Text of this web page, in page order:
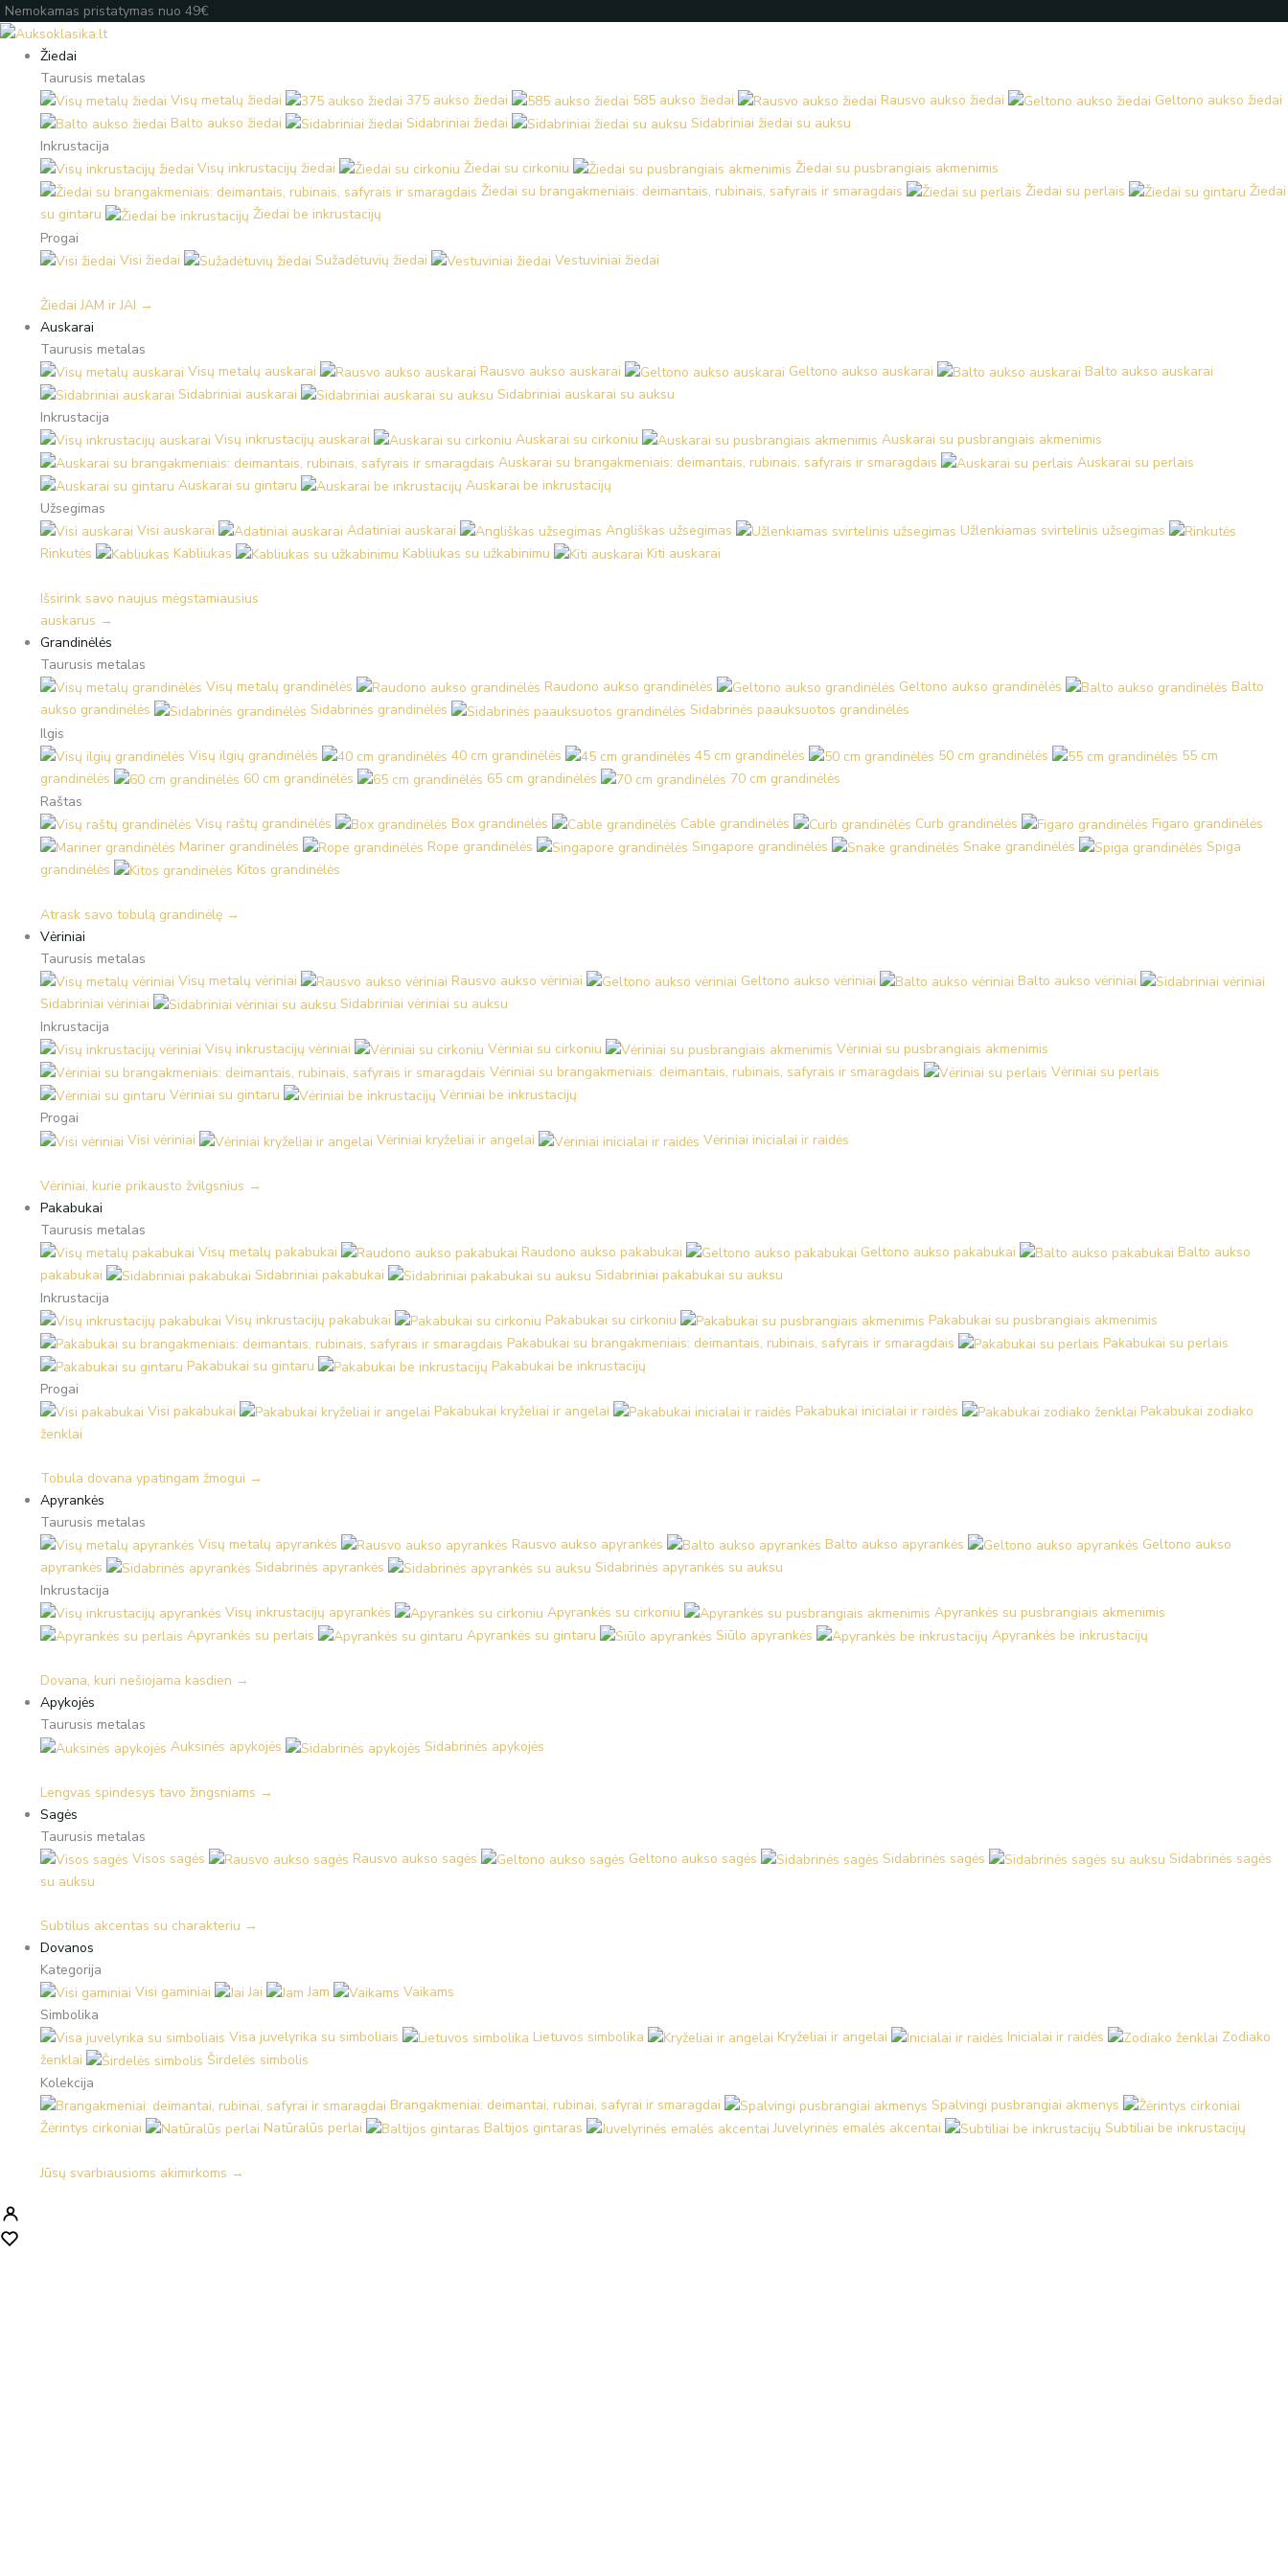
Pereiti
prie
turinio
Nemokamas pristatymas nuo 49€
Žiedai
Taurusis metalas
Visų metalų žiedai
375 aukso žiedai 585 aukso žiedai Rausvo aukso žiedai
Geltono aukso žiedai
Balto aukso žiedai
Sidabriniai žiedai
Sidabriniai žiedai su auksu
Inkrustacija
Visų inkrustacijų žiedai
Žiedai su cirkoniu
Žiedai su pusbrangiais akmenimis
Žiedai su brangakmeniais: deimantais, rubinais, safyrais ir smaragdais
Žiedai su perlais
Žiedai
su gintaru
Žiedai be inkrustacijų
Progai
Visi žiedai
Sužadėtuvių žiedai Vestuviniai žiedai
Žiedai JAM ir JAI →
Auskarai
Taurusis metalas
Visų metalų auskarai
Rausvo aukso auskarai Geltono aukso auskarai
Balto aukso auskarai
Sidabriniai auskarai
Sidabriniai auskarai su auksu
Inkrustacija
Visų inkrustacijų auskarai
Auskarai su cirkoniu
Auskarai su pusbrangiais akmenimis
Auskarai su brangakmeniais: deimantais, rubinais, safyrais ir smaragdais
Auskarai su perlais
Auskarai su gintaru
Auskarai be inkrustacijų
Užsegimas
Visi auskarai
Adatiniai auskarai Angliškas užsegimas
Užlenkiamas svirtelinis užsegimas
Rinkutės
Kabliukas Kabliukas su užkabinimu Kiti auskarai
Išsirink savo naujus mėgstamiausius
auskarus →
Grandinėlės
Taurusis metalas
Visų metalų grandinėlės
Raudono aukso grandinėlės Geltono aukso grandinėlės
Balto
aukso grandinėlės
Sidabrinės grandinėlės
Sidabrinės paauksuotos grandinėlės
Ilgis
Visų ilgių grandinėlės
40 cm grandinėlės 45 cm grandinėlės 50 cm grandinėlės
55 cm
grandinėlės
60 cm grandinėlės 65 cm grandinėlės
70 cm grandinėlės
Raštas
Visų raštų grandinėlės
Box grandinėlės Cable grandinėlės Curb grandinėlės
Figaro grandinėlės
Mariner grandinėlės
Rope grandinėlės Singapore grandinėlės Snake grandinėlės
Spiga
grandinėlės
Kitos grandinėlės
Atrask savo tobulą grandinėlę →
Vėriniai
Taurusis metalas
Visų metalų vėriniai
Rausvo aukso vėriniai Geltono aukso vėriniai
Balto aukso vėriniai
Sidabriniai vėriniai
Sidabriniai vėriniai su auksu
Inkrustacija
Visų inkrustacijų vėriniai
Vėriniai su cirkoniu
Vėriniai su pusbrangiais akmenimis
Vėriniai su brangakmeniais: deimantais, rubinais, safyrais ir smaragdais
Vėriniai su perlais
Vėriniai su gintaru
Vėriniai be inkrustacijų
Progai
Visi vėriniai
Vėriniai kryželiai ir angelai Vėriniai inicialai ir raidės
Vėriniai, kurie prikausto žvilgsnius →
Pakabukai
Taurusis metalas
Visų metalų pakabukai
Raudono aukso pakabukai Geltono aukso pakabukai
Balto aukso
pakabukai
Sidabriniai pakabukai
Sidabriniai pakabukai su auksu
Inkrustacija
Visų inkrustacijų pakabukai
Pakabukai su cirkoniu
Pakabukai su pusbrangiais akmenimis
Pakabukai su brangakmeniais: deimantais, rubinais, safyrais ir smaragdais
Pakabukai su perlais
Pakabukai su gintaru
Pakabukai be inkrustacijų
Progai
Visi pakabukai
Pakabukai kryželiai ir angelai Pakabukai inicialai ir raidės
Pakabukai zodiako
ženklai
Tobula dovana ypatingam žmogui →
Apyrankės
Taurusis metalas
Visų metalų apyrankės
Rausvo aukso apyrankės Balto aukso apyrankės
Geltono aukso
apyrankės
Sidabrinės apyrankės
Sidabrinės apyrankės su auksu
Inkrustacija
Visų inkrustacijų apyrankės
Apyrankės su cirkoniu
Apyrankės su pusbrangiais akmenimis
Apyrankės su perlais
Apyrankės su gintaru Siūlo apyrankės Apyrankės be inkrustacijų
Dovana, kuri nešiojama kasdien →
Apykojės
Taurusis metalas
Auksinės apykojės
Sidabrinės apykojės
Lengvas spindesys tavo žingsniams →
Sagės
Taurusis metalas
Visos sagės
Rausvo aukso sagės Geltono aukso sagės Sidabrinės sagės
Sidabrinės sagės
su auksu
Subtilus akcentas su charakteriu →
Dovanos
Kategorija
Visi gaminiai
Jai Jam
Vaikams
Simbolika
Visa juvelyrika su simboliais
Lietuvos simbolika Kryželiai ir angelai Inicialai ir raidės
Zodiako
ženklai
Širdelės simbolis
Kolekcija
Brangakmeniai: deimantai, rubinai, safyrai ir smaragdai
Spalvingi pusbrangiai akmenys
Žėrintys cirkoniai
Natūralūs perlai Baltijos gintaras Juvelyrinės emalės akcentai Subtiliai be inkrustacijų
Jūsų svarbiausioms akimirkoms →
Products
search
Products
search
Įveskite
el.
paštą